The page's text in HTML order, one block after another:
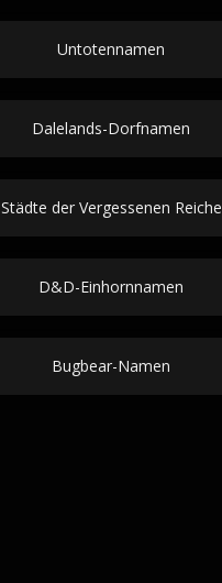
Untotennamen
Dalelands-Dorfnamen
Städte der Vergessenen Reiche
D&D-Einhornnamen
Bugbear-Namen